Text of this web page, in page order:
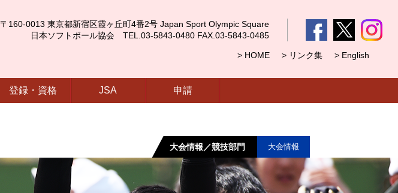
〒160-0013 東京都新宿区霞ヶ丘町4番2号 Japan Sport Olympic Square
日本ソフトボール協会 TEL.03-5843-0480 FAX.03-5843-0485
> HOME > リンク集 > English
登録・資格 JSA 申請
大会情報／競技部門 大会情報